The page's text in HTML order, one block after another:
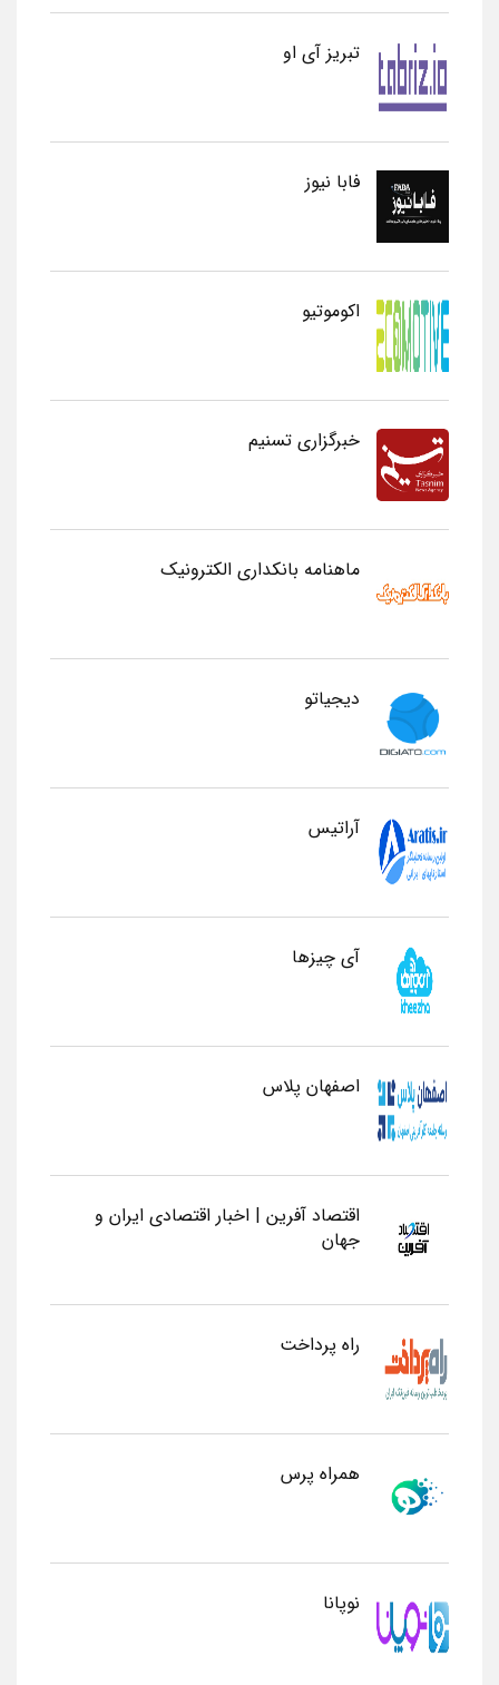
تبریز آی او
فابا نیوز
اکوموتیو
خبرگزاری تسنیم
ماهنامه بانکداری الکترونیک
دیجیاتو
آراتیس
آی چیزها
اصفهان پلاس
اقتصاد آفرین | اخبار اقتصادی ایران و
جهان
راه پرداخت
همراه پرس
نوپانا